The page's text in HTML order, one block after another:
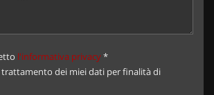
l'informativa privacy*
trattamento dei miei dati per finalità di